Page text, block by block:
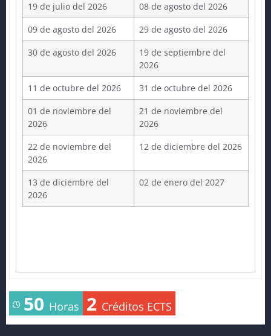
19 de julio del 2026
08 de agosto del 2026
09 de agosto del 2026
29 de agosto del 2026
30 de agosto del 2026
19 de septiembre del
2026
11 de octubre del 2026
31 de octubre del 2026
01 de noviembre del
2026
21 de noviembre del
2026
22 de noviembre del
2026
12 de diciembre del 2026
13 de diciembre del
2026
02 de enero del 2027
50 Horas 2 Créditos ECTS